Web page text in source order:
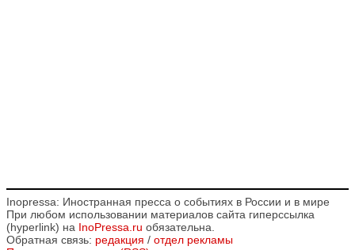
Inopressa: Иностранная пресса о событиях в России и в мире
При любом использовании материалов сайта гиперссылка
(hyperlink) на InoPressa.ru обязательна.
Обратная связь: редакция / отдел рекламы